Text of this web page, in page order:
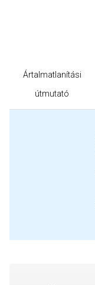
Ártalmatlanítási
útmutató